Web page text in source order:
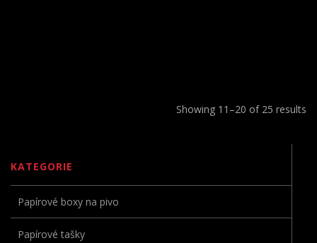
Showing 11–20 of 25 results
KATEGORIE
Papírové boxy na pivo
Papírové tašky